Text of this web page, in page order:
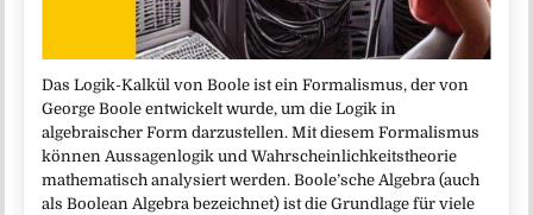
Das Logik-Kalkül von Boole ist ein Formalismus, der von
George Boole entwickelt wurde, um die Logik in
algebraischer Form darzustellen. Mit diesem Formalismus
können Aussagenlogik und Wahrscheinlichkeitstheorie
mathematisch analysiert werden. Boole’sche Algebra (auch
als Boolean Algebra bezeichnet) ist die Grundlage für viele